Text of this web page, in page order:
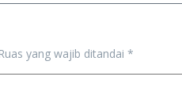
Ruas yang wajib ditandai *